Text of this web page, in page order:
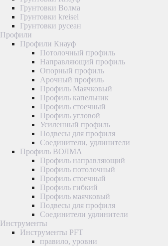
Грунтовки Волма
Грунтовки kreisel
Грунтовки русеан
Профили
Профили Кнауф
Потолочный профиль
Направляющий профиль
Опорный профиль
Арочный профиль
Профиль Маячковый
Профиль капельник
Профиль стоечный
Профиль угловой
Усиленный профиль
Подвесы для профиля
Соединители, удлинители
Профиль ВОЛМА
Профиль направляющий
Профиль потолочный
Профиль стоечный
Профиль гибкий
Профиль маячковый
Подвесы для профиля
Соединители удлинители
Инструменты
Инструменты PFT
правило, уровни